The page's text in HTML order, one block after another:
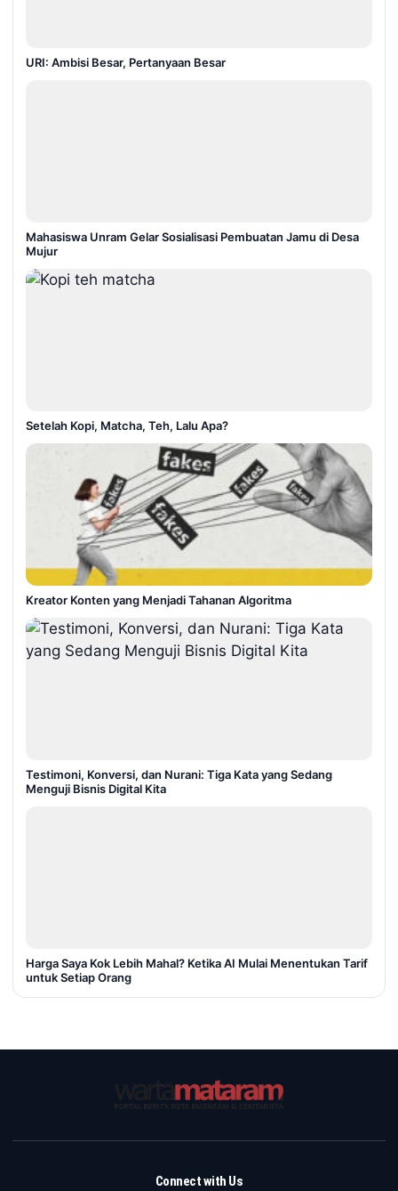
URI: Ambisi Besar, Pertanyaan Besar
Mahasiswa Unram Gelar Sosialisasi Pembuatan Jamu di Desa
Mujur
Setelah Kopi, Matcha, Teh, Lalu Apa?
Kreator Konten yang Menjadi Tahanan Algoritma
Testimoni, Konversi, dan Nurani: Tiga Kata yang Sedang
Menguji Bisnis Digital Kita
Harga Saya Kok Lebih Mahal? Ketika AI Mulai Menentukan Tarif
untuk Setiap Orang
Connect with Us